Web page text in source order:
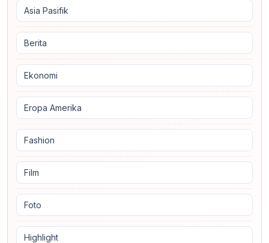
Asia Pasifik
Berita
Ekonomi
Eropa Amerika
Fashion
Film
Foto
Highlight